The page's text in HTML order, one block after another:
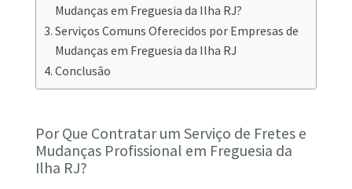
Mudanças em Freguesia da Ilha RJ?
Serviços Comuns Oferecidos por Empresas de
Mudanças em Freguesia da Ilha RJ
Conclusão
Por Que Contratar um Serviço de Fretes e
Mudanças Profissional em Freguesia da
Ilha RJ?